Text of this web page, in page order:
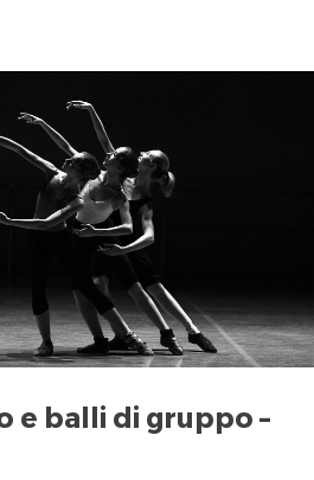
e balli di gruppo –